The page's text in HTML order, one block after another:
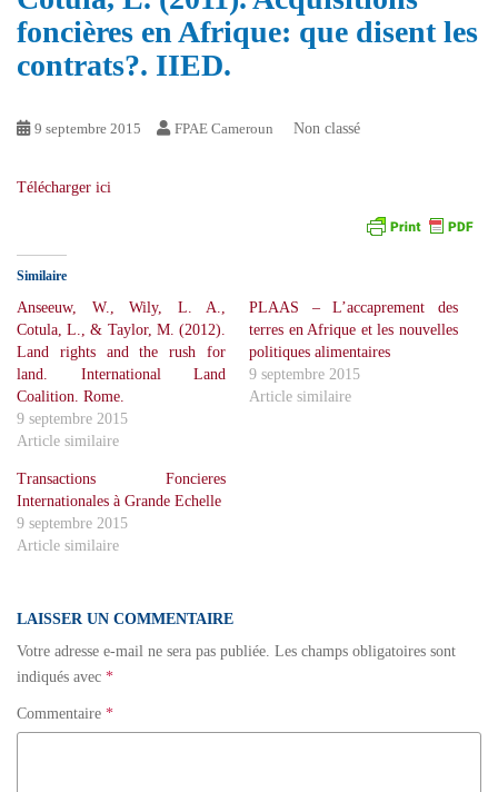
foncières en Afrique: que disent les
contrats?. IIED.
9 septembre 2015 FPAE Cameroun Non classé
Télécharger ici
Similaire
Anseeuw, W., Wily, L. A.,
Cotula, L., & Taylor, M. (2012).
Land rights and the rush for
land. International Land
Coalition. Rome.
9 septembre 2015
Article similaire
PLAAS – L’accaprement des
terres en Afrique et les nouvelles
politiques alimentaires
9 septembre 2015
Article similaire
Transactions Foncieres
Internationales à Grande Echelle
9 septembre 2015
Article similaire
LAISSER UN COMMENTAIRE
Votre adresse e-mail ne sera pas publiée. Les champs obligatoires sont
indiqués avec *
Commentaire *